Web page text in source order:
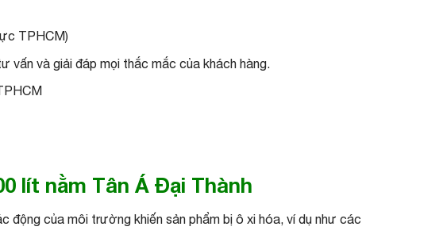
TPHCM)
vấn và giải đáp mọi thắc mắc của khách hàng.
lít nằm Tân Á Đại Thành
động của môi trường khiến sản phẩm bị ô xi hóa, ví dụ như các